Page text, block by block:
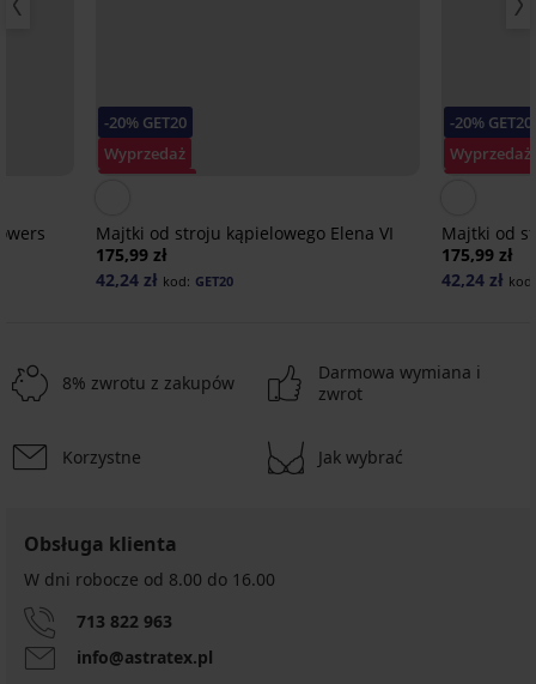
-20% GET20
Wyprzedaż
Majtki od stroju kąpielowego Elena VI
175,99 zł
42,24 zł kod: GET20
-20% GET20
Wyprzedaż
Majtki od
175,99 zł
42,24 zł kod:
-20 % GET20
Majtki
od
kąpielowego
Lucia
Noir
Wyprzedaż
-20 % GET20
Majtki
od
stroju
kąpielowego
Nala
8% zwrotu z zakupów
Darmowa wymiana i
zwrot
Korzystne Jak wybrać
Obsługa klienta
W dni robocze od 8.00 do 16.00
713 822 963
info@astratex.pl